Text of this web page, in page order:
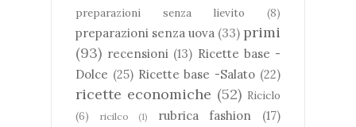
preparazioni senza lievito (8)
preparazioni senza uova (33) primi
(93) recensioni (13) Ricette base -
Dolce (25) Ricette base -Salato (22)
ricette economiche (52) Riciclo
(6)
ricilco (1) rubrica fashion
(17)